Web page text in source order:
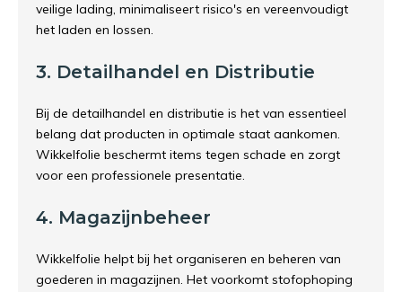
veilige lading, minimaliseert risico's en vereenvoudigt
het laden en lossen.
3. Detailhandel en Distributie
Bij de detailhandel en distributie is het van essentieel
belang dat producten in optimale staat aankomen.
Wikkelfolie beschermt items tegen schade en zorgt
voor een professionele presentatie.
4. Magazijnbeheer
Wikkelfolie helpt bij het organiseren en beheren van
goederen in magazijnen. Het voorkomt stofophoping